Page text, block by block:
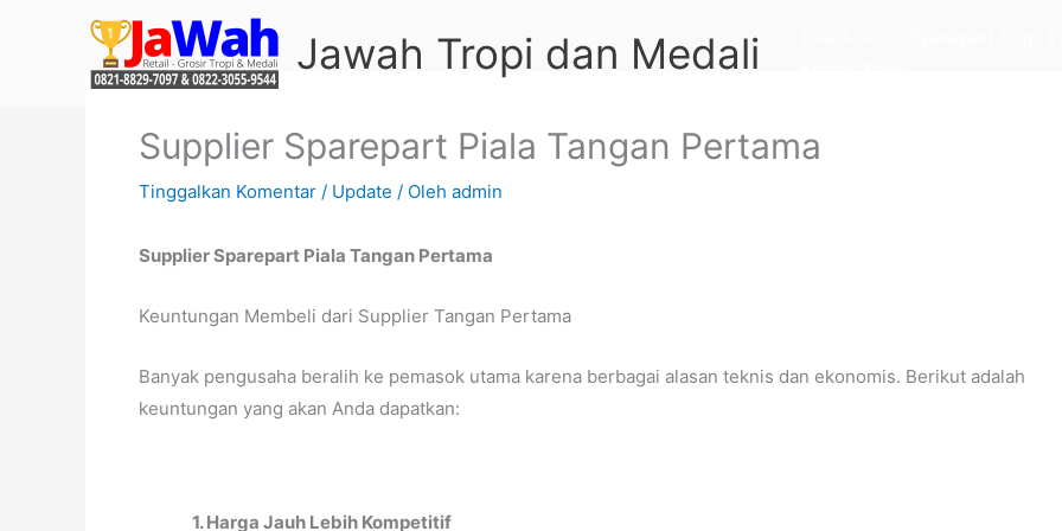
Jawah Tropi dan Medali
Supplier Sparepart Piala Tangan Pertama
Tinggalkan Komentar / Update / Oleh admin
Supplier Sparepart Piala Tangan Pertama
Keuntungan Membeli dari Supplier Tangan Pertama
Banyak pengusaha beralih ke pemasok utama karena berbagai alasan teknis dan ekonomis. Berikut adalah
keuntungan yang akan Anda dapatkan:
1. Harga Jauh Lebih Kompetitif